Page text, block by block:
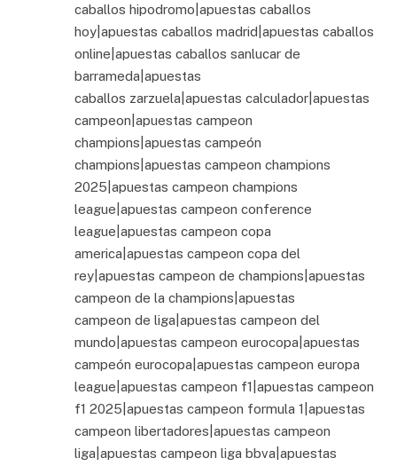
caballos hipodromo|apuestas caballos
hoy|apuestas caballos madrid|apuestas caballos
online|apuestas caballos sanlucar de
barrameda|apuestas
caballos zarzuela|apuestas calculador|apuestas
campeon|apuestas campeon
champions|apuestas campeón
champions|apuestas campeon champions
2025|apuestas campeon champions
league|apuestas campeon conference
league|apuestas campeon copa
america|apuestas campeon copa del
rey|apuestas campeon de champions|apuestas
campeon de la champions|apuestas
campeon de liga|apuestas campeon del
mundo|apuestas campeon eurocopa|apuestas
campeón eurocopa|apuestas campeon europa
league|apuestas campeon f1|apuestas campeon
f1 2025|apuestas campeon formula 1|apuestas
campeon libertadores|apuestas campeon
liga|apuestas campeon liga bbva|apuestas